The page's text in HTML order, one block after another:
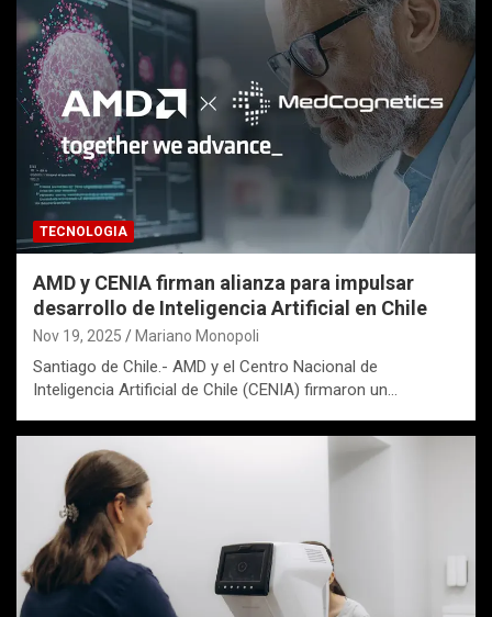
TECNOLOGIA
AMD y CENIA firman alianza para impulsar
desarrollo de Inteligencia Artificial en Chile
Nov 19, 2025 Mariano Monopoli
Santiago de Chile.- AMD y el Centro Nacional de
Inteligencia Artificial de Chile (CENIA) firmaron un…